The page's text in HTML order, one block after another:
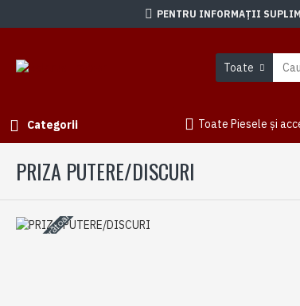
PENTRU INFORMAȚII
Toate
Categorii Toate Piesele și
PRIZA PUTERE/DISCURI
3-5 zile lucrătoare